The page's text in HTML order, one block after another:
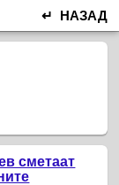
↵ НАЗАД
сметаат